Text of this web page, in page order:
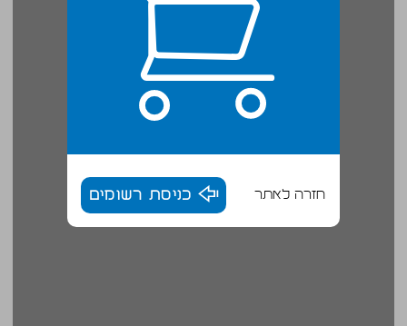
חזרה לאתר כניסת רשומים